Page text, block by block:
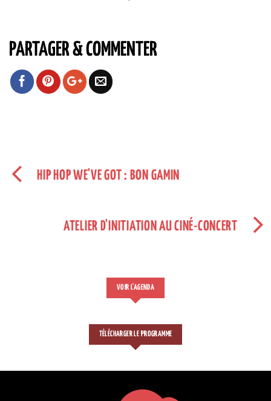
PARTAGER & COMMENTER
HIP HOP WE'VE GOT : BON GAMIN
ATELIER D'INITIATION AU CINÉ-CONCERT
VOIR L'AGENDA
TÉLÉCHARGER LE PROGRAMME